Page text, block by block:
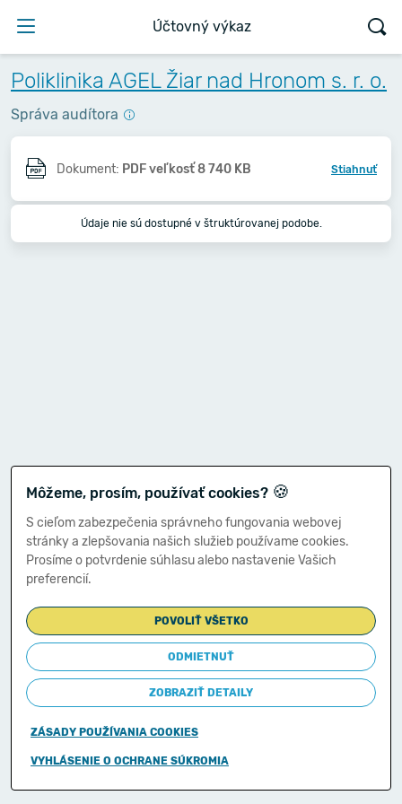
Účtovný výkaz
Poliklinika AGEL Žiar nad Hronom s. r. o.
Správa audítora
Dokument: PDF veľkosť 8 740 KB Stiahnuť
Údaje nie sú dostupné v štruktúrovanej podobe.
Môžeme, prosím, používať cookies? 🍪
S cieľom zabezpečenia správneho fungovania webovej
stránky a zlepšovania našich služieb používame cookies.
Prosíme o potvrdenie súhlasu alebo nastavenie Vašich
preferencií.
POVOLIŤ VŠETKO
ODMIETNUŤ
ZOBRAZIŤ DETAILY
ZÁSADY POUŽÍVANIA COOKIES
VYHLÁSENIE O OCHRANE SÚKROMIA
Copyright © 2011-2026